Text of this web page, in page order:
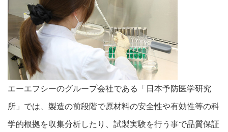
エーエフシーのグループ会社である「日本予防医学研究
所」では、製造の前段階で原材料の安全性や有効性等の科
学的根拠を収集分析したり、試製実験を行う事で品質保証